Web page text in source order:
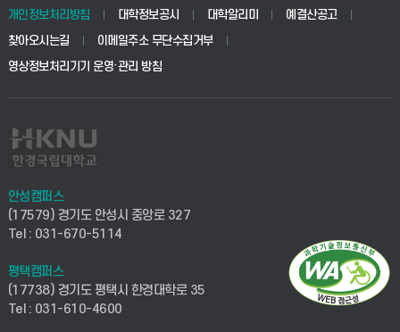
개인정보처리방침 대학정보공시 대학알리미
예결산공고
찾아오시는길
이메일주소 무단수집거부
영상정보처리기기 운영·관리 방침
안성캠퍼스
(17579) 경기도 안성시 중앙로 327
Tel : 031-670-5114
평택캠퍼스
(17738) 경기도 평택시 한경대학로 35
Tel : 031-610-4600